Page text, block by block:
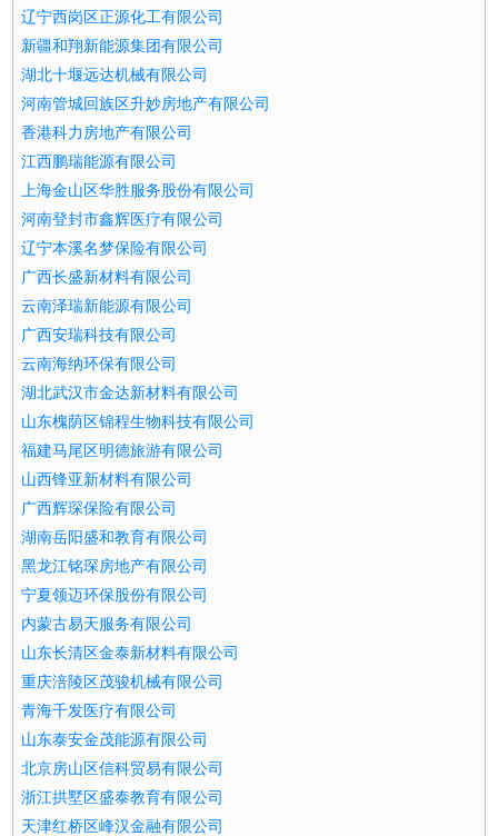
辽宁西岗区正源化工有限公司
新疆和翔新能源集团有限公司
湖北十堰远达机械有限公司
河南管城回族区升妙房地产有限公司
香港科力房地产有限公司
江西鹏瑞能源有限公司
上海金山区华胜服务股份有限公司
河南登封市鑫辉医疗有限公司
辽宁本溪名梦保险有限公司
广西长盛新材料有限公司
云南泽瑞新能源有限公司
广西安瑞科技有限公司
云南海纳环保有限公司
湖北武汉市金达新材料有限公司
山东槐荫区锦程生物科技有限公司
福建马尾区明德旅游有限公司
山西锋亚新材料有限公司
广西辉琛保险有限公司
湖南岳阳盛和教育有限公司
黑龙江铭琛房地产有限公司
宁夏领迈环保股份有限公司
内蒙古易天服务有限公司
山东长清区金泰新材料有限公司
重庆涪陵区茂骏机械有限公司
青海千发医疗有限公司
山东泰安金茂能源有限公司
北京房山区信科贸易有限公司
浙江拱墅区盛泰教育有限公司
天津红桥区峰汉金融有限公司